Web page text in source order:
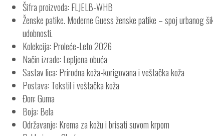
Šifra proizvoda: FLJELB-WHB
Ženske patike. Moderne Guess ženske patike – spoj urbanog
udobnosti.
Kolekcija: Proleće-Leto 2026
Način izrade: Lepljena obuća
Sastav lica: Prirodna koža-korigovana i veštačka koža
Postava: Tekstil i veštačka koža
Đon: Guma
Boja: Bela
Održavanje: Krema za kožu i brisati suvom krpom